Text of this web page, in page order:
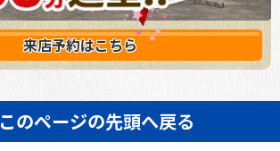
来店予約はこちら
このページの先頭へ戻る